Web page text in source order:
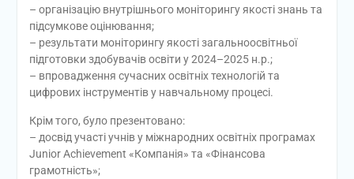
– організацію внутрішнього моніторингу якості знань та
підсумкове оцінювання;
– результати моніторингу якості загальноосвітньої
підготовки здобувачів освіти у 2024–2025 н.р.;
– впровадження сучасних освітніх технологій та
цифрових інструментів у навчальному процесі.
Крім того, було презентовано:
– досвід участі учнів у міжнародних освітніх програмах
Junior Achievement «Компанія» та «Фінансова
грамотність»;